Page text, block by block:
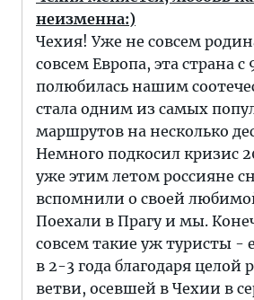
неизменна:)
Чехия! Уже не совсем
совсем Европа, эта страна с
полюбилась нашим
стала одним из самых
маршрутов на несколько
Немного подкосил кризис
уже этим летом россияне
вспомнили о своей
Поехали в Прагу и мы.
совсем такие уж туристы -
в 2-3 года благодаря целой
ветви, осевшей в Чехии в